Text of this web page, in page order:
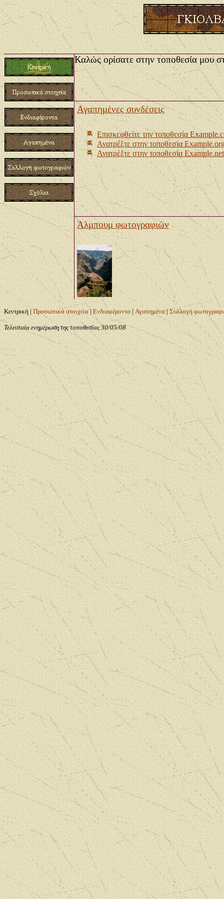
Καλώς ορίσατε στην τοποθεσία μου
Η κεντρική σελίδα αποτελεί το ιδανικό
σελίδα δίνει στους επισκέπτες μια εικόνα
Αγαπημένες συνδέσεις
Επισκεφθείτε την τοποθεσία
Ανατρέξτε στην τοποθεσία
Ανατρέξτε στην τοποθεσία Example.net
Άλμπουμ φωτογραφιών
Δείτε το νέο μου ηλεκτρονικό
φωτογραφιών που περιέχει
διακοπές μου, αθλητικές
οικογένειάς μου.
Κεντρική |Προσωπικά στοιχεία |Ενδιαφέροντα |Αγαπημένα|Συλλογή
Τελευταία ενημέρωση της τοποθεσίας30/05/08